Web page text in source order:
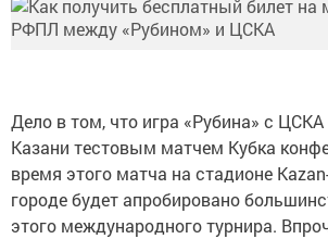
Дело в том, что игра «Рубина» с ЦСКА
Казани тестовым матчем Кубка
время этого матча на стадионе
городе будет апробировано
этого международного турнира.